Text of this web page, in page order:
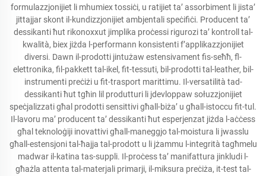
formulazzjonijiet li mhumiex tossiċi, u ratijiet ta’ assorbiment li jista’
jittajjar skont il-kundizzjonijiet ambjentali speċifiċi. Producent ta’
dessikanti ħut rikonoxxut jimplika proċessi rigurozi ta’ kontroll tal-
kwalità, biex jiżda l-performann konsistenti f’applikazzjonijiet
diversi. Dawn il-prodotti jintużaw estensivament fis-seħħ, fl-
elettronika, fil-pakkett tal-ikel, fit-tessuti, bil-prodotti tal-leather, bil-
instrumenti preċiżi u fit-trasport marittimu. Il-versatilità tad-
dessikanti ħut tgħin lil produtturi li jdevloppaw sołuzzjonijiet
speċjalizzati għal prodotti sensittivi għall-biża’ u għall-istoccu fit-tul.
Il-lavoru ma’ producent ta’ dessikanti ħut esperjenzat jiżda l-aċċess
għal teknoloġiji inovattivi għall-maneggjo tal-moistura li jwasslu
għall-estensjoni tal-ħajja tal-prodott u li jżammu l-integrità tagħmelu
madwar il-katina tas-suppli. Il-proċess ta’ manifattura jinkludi l-
għażla attenta tal-materjali primarji, il-miksura preċiża, it-test tal-